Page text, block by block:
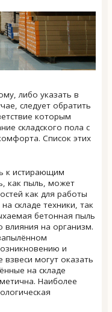
либо указать в
следует обратить
которым
складского пола с
Список этих
к истирающим
как пыль, может
как для работы
складе техники, так
бетонная пыль
влияния на организм.
и
могут оказать
на складе
Наиболее